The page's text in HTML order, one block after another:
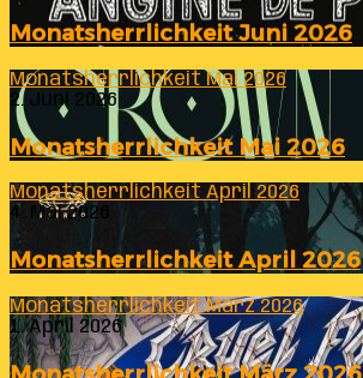
Monatsherrlichkeit Juni 2026
Monatsherrlichkeit Mai 2026
2. Juni 2026
Monatsherrlichkeit Mai 2026
Monatsherrlichkeit April 2026
4. Mai 2026
Monatsherrlichkeit April 2026
Monatsherrlichkeit März 2026
1. April 2026